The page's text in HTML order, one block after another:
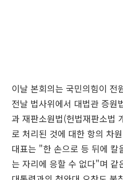
이날 본회의는 국민의힘이 전
전날 법사위에서 대법관 증원
과 재판소원법(헌법재판소법
로 처리된 것에 대한 항의 차
대표는 "한 손으로 등 뒤에 칼
는 자리에 응할 수 없다"며 같